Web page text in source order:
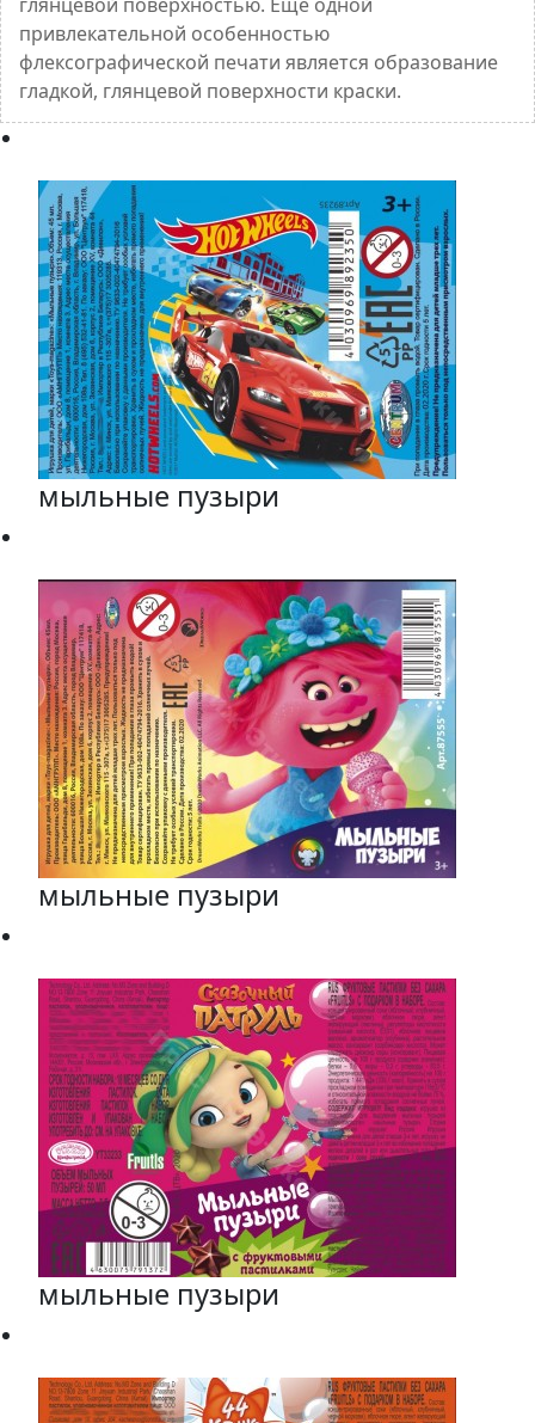
глянцевой поверхностью. Еще одной
привлекательной особенностью
флексографической печати является образование
гладкой, глянцевой поверхности краски.
мыльные пузыри
мыльные пузыри
мыльные пузыри